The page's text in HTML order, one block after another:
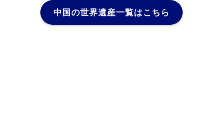
中国の世界遺産一覧はこちら